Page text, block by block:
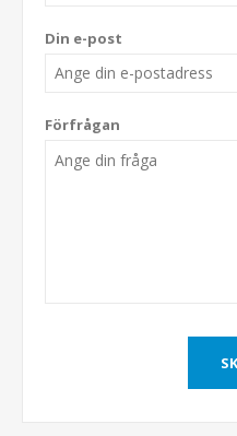
Din e-post
Förfrågan